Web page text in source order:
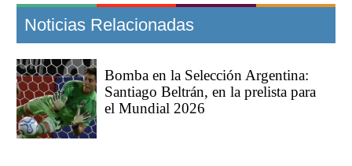
Noticias Relacionadas
Bomba en la Selección Argentina:
Santiago Beltrán, en la prelista para
el Mundial 2026